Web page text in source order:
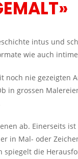
intus und
wie auch
noch nie gezeigten
in grossen
ab. Einerseits
in Mal- oder
die